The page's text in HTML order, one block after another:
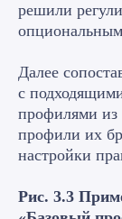
решили
Далее
с
профилями из
профили их
настройки
Рис. 3.3